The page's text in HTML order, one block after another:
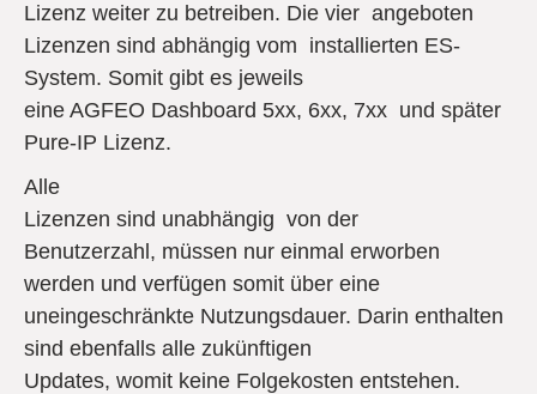
Lizenz weiter zu betreiben. Die vier angeboten
Lizenzen sind abhängig vom installierten ES-
System. Somit gibt es jeweils
eine AGFEO Dashboard 5xx, 6xx, 7xx und später
Pure-IP Lizenz.
Alle
Lizenzen sind unabhängig von der
Benutzerzahl, müssen nur einmal erworben
werden und verfügen somit über eine
uneingeschränkte Nutzungsdauer. Darin enthalten
sind ebenfalls alle zukünftigen
Updates, womit keine Folgekosten entstehen.